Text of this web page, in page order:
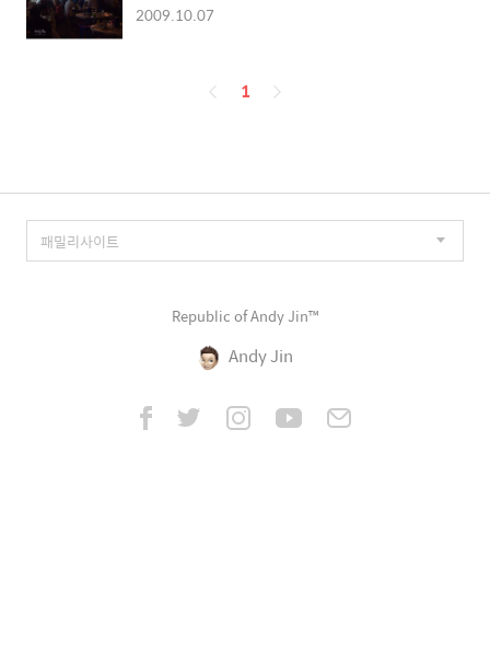
2009.10.07
페
1
Republic of Andy Jin™
Andy Jin